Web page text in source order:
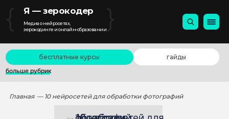
{ Я — зерокодер
Медиа о нейросетях,
зерокодинге и онлайн-образовании}
бесплатные курсы
гайды
больше рубрик
Главная — 10 нейросетей для обработки фотографий